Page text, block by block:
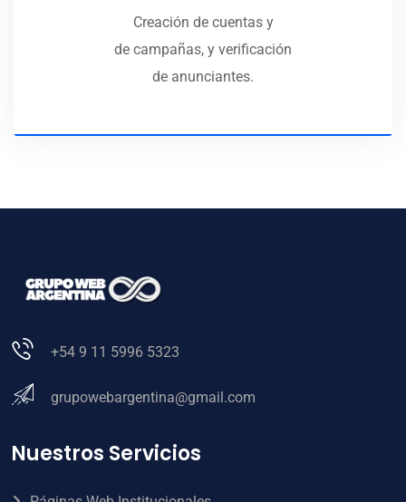
Creación de cuentas y
de campañas, y verificación
de anunciantes.
+54 9 11 5996 5323
grupowebargentina@gmail.com
Nuestros Servicios